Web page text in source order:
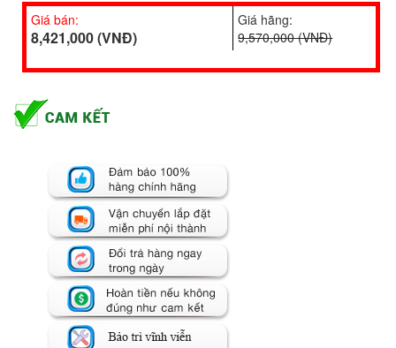
Giá bán:
8,421,000 (VNĐ)
Giá hãng:
9,570,000 (VNĐ)